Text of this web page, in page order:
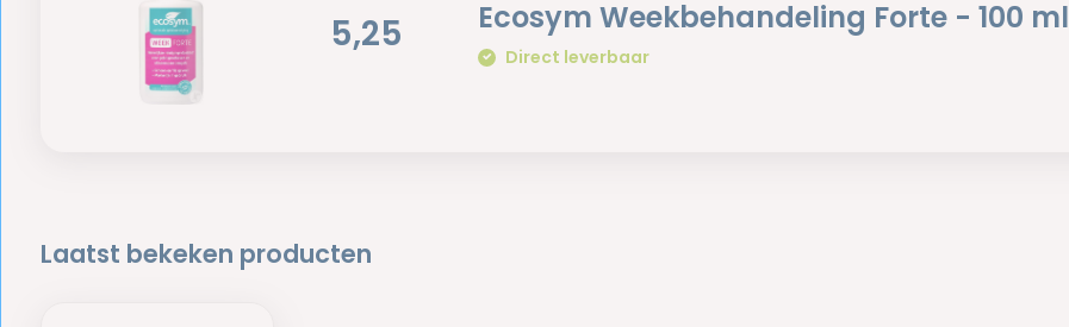
5,25 Ecosym Weekbehandeling Forte - 100 ml
Direct leverbaar
Laatst bekeken producten